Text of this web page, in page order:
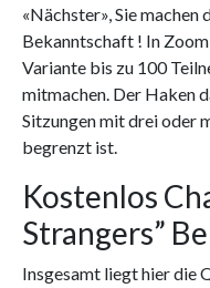
«Nächster», Sie
Bekanntschaft ! In
Variante bis zu 100
mitmachen. Der Haken
Sitzungen mit drei oder
begrenzt ist.
Kostenlos
Strangers”
Insgesamt liegt hier die